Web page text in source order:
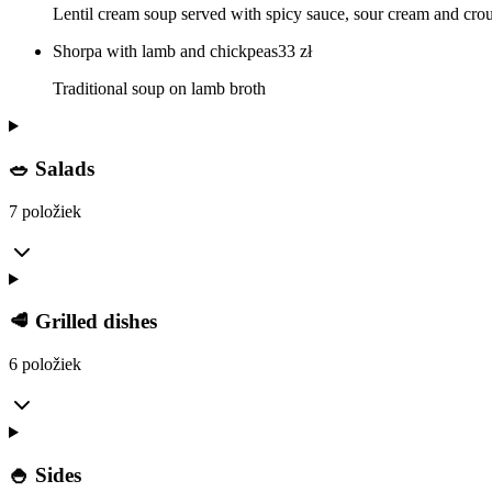
Lentil cream soup served with spicy sauce, sour cream and
Shorpa with lamb and chickpeas33 zł
Traditional soup on lamb broth
🥗 Salads
7 položiek
🥩 Grilled dishes
6 položiek
🍚 Sides